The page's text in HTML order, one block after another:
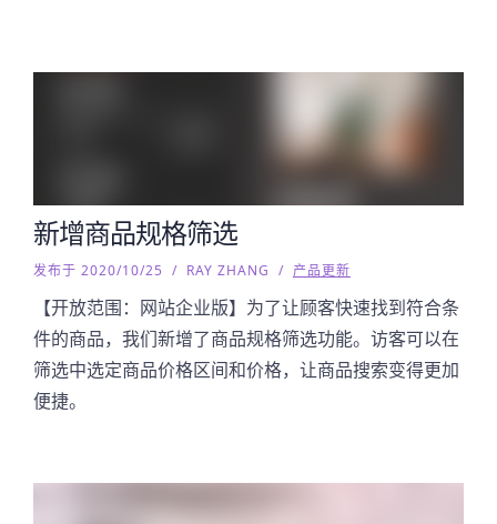
新增商品规格筛选
发布于 2020/10/25 / RAY ZHANG / 产品更新
【开放范围：网站企业版】为了让顾客快速找到符合条
件的商品，我们新增了商品规格筛选功能。访客可以在
筛选中选定商品价格区间和价格，让商品搜索变得更加
便捷。